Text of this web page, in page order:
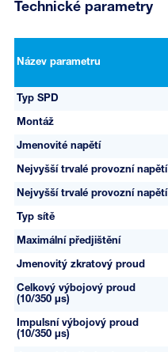
Technické parametry
Název parametru
Typ SPD
Montáž
Jmenovité napětí
Nejvyšší trvalé provozní napětí
Nejvyšší trvalé provozní napětí
Typ sítě
Maximální předjištění
Jmenovitý zkratový proud
Celkový výbojový proud
(10/350 µs)
Impulsní výbojový proud
(10/350 µs)